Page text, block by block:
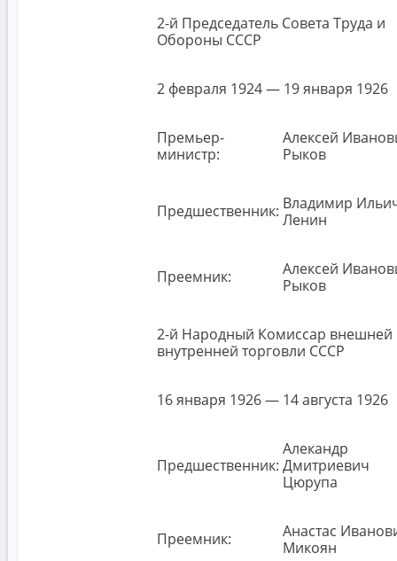
2-й Председатель Совета Труда и
Обороны СССР
2 февраля 1924 — 19 января 1926
Премьер-
министр:
Алексей
Рыков
Предшественник: Владимир
Ленин
Преемник:
Алексей
Рыков
2-й Народный Комиссар внешней
внутренней торговли СССР
16 января 1926 — 14 августа 1926
Предшественник:
Алекандр
Дмитриевич
Цюрупа
Преемник:
Анастас
Микоян